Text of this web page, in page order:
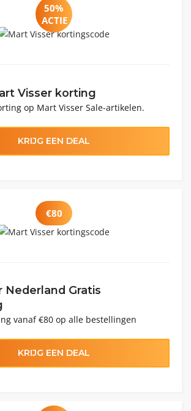
50%
ACTIE
Visser korting
op Mart Visser Sale-artikelen.
KRIJG EEN DEAL
€80
Nederland Gratis
vanaf €80 op alle bestellingen
KRIJG EEN DEAL